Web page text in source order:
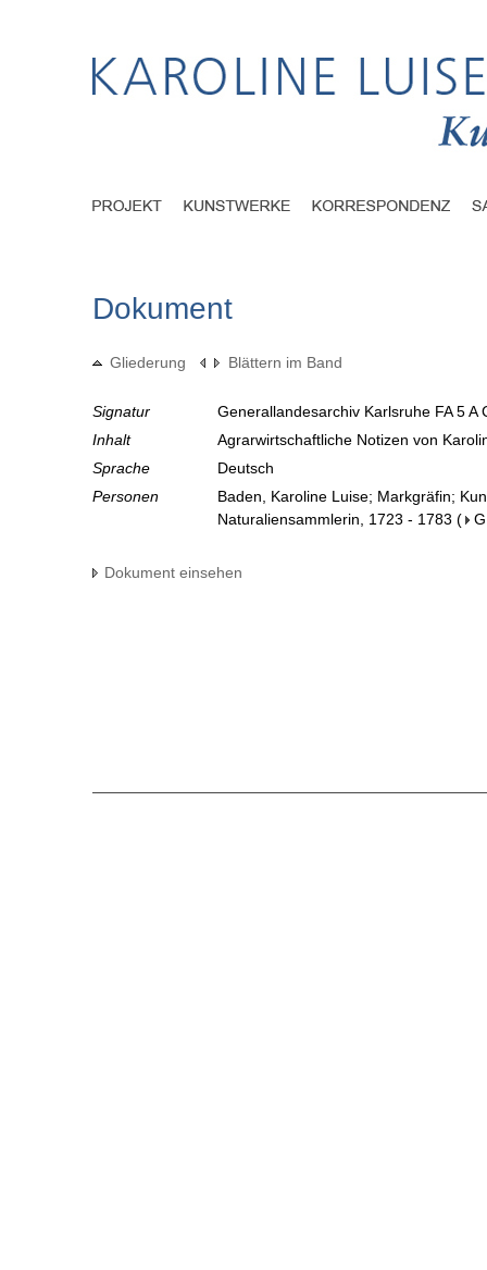
Dokument
Gliederung Blättern im Band
Signatur
Generallandesarchiv Karlsruhe FA 5 A
Inhalt
Agrarwirtschaftliche Notizen von
Sprache
Deutsch
Personen
Baden, Karoline Luise; Markgräfin;
Naturaliensammlerin, 1723 - 1783 (
Dokument einsehen